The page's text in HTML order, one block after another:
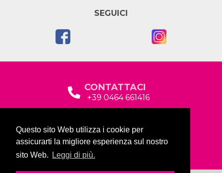
Questo sito Web utilizza i cookie per
assicurarti la migliore esperienza sul nostro
sito Web.
Leggi di più.
SEGUICI
CONTATTACI
+39 0464 661416
Via Baltera, 19
38066 Riva del Garda (TN)